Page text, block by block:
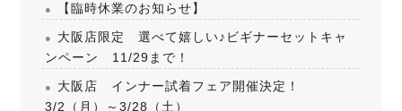
【臨時休業のお知らせ】
大阪店限定 選べて嬉しい♪ビギナーセットキャ
ンペーン 11/29まで！
大阪店 インナー試着フェア開催決定！
3/2（月）～3/28（土）